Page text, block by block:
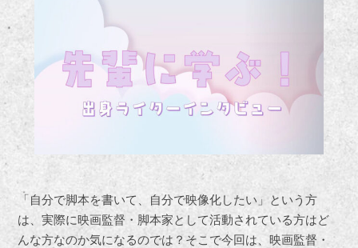
「自分で脚本を書いて、自分で映像化したい」という方
は、実際に映画監督・脚本家として活動されている方はど
んな方なのか気になるのでは？そこで今回は、映画監督・